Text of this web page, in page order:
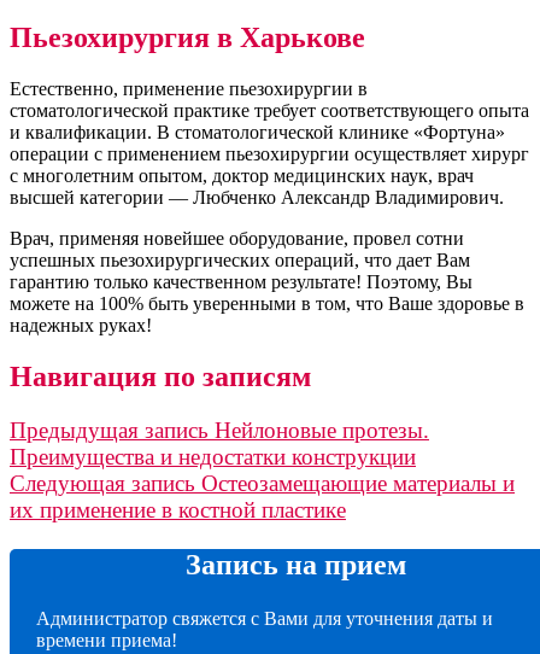
Пьезохирургия в Харькове
Естественно, применение пьезохирургии в
стоматологической практике требует соответствующего опыта
и квалификации. В стоматологической клинике «Фортуна»
операции с применением пьезохирургии осуществляет хирург
с многолетним опытом, доктор медицинских наук, врач
высшей категории — Любченко Александр Владимирович.
Врач, применяя новейшее оборудование, провел сотни
успешных пьезохирургических операций, что дает Вам
гарантию только качественном результате! Поэтому, Вы
можете на 100% быть уверенными в том, что Ваше здоровье в
надежных руках!
Навигация по записям
Предыдущая запись Нейлоновые протезы.
Преимущества и недостатки конструкции
Следующая запись Остеозамещающие материалы и
их применение в костной пластике
Запись на прием
Администратор свяжется с Вами для уточнения даты и
времени приема!